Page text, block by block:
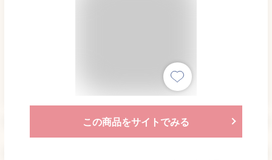
この商品をサイトでみる